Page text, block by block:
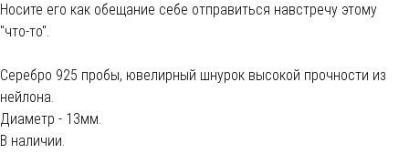
Носите его как обещание себе отправиться навстречу этому
"что-то".
Cеребро 925 пробы, ювелирный шнурок высокой прочности из
нейлона.
Диаметр - 13мм.
В наличии.